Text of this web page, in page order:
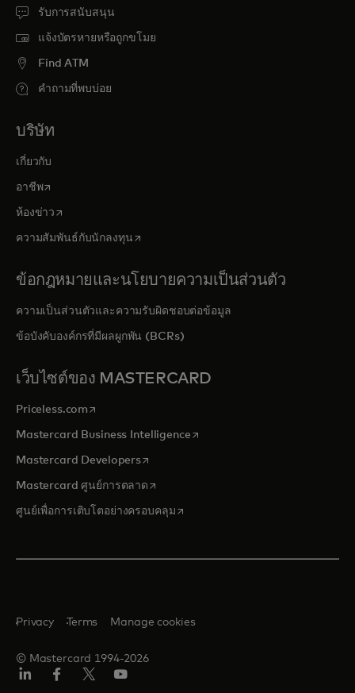
รับการสนับสนุน
แจ้งบัตรหายหรือถูกขโมย
Find ATM
คำถามที่พบบ่อย
บริษัท
เกี่ยวกับ
อาชีพopens in a new tab
ห้องข่าว opens in a new tab
ความสัมพันธ์กับนักลงทุน opens in a new tab
ข้อกฎหมายและนโยบายความเป็นส่วนตัว
ความเป็นส่วนตัวและความรับผิดชอบต่อข้อมูล
ข้อบังคับองค์กรที่มีผลผูกพัน (BCRs)
เว็บไซต์ของ MASTERCARD
Priceless.com opens in a new tab
Mastercard Business Intelligenceopens in a new tab
Mastercard Developersopens in a new tab
Mastercard ศูนย์การตลาด opens in a new tab
ศูนย์เพื่อการเติบโตอย่างครอบคลุมopens in a new tab
© Mastercard 1994-2026
Privacy Terms Manage cookies